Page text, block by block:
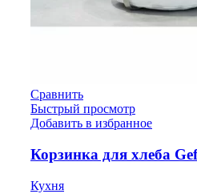
Сравнить
Быстрый просмотр
Добавить в избранное
Корзинка для хлеба
Кухня